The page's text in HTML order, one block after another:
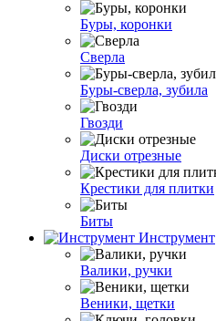
Буры, коронки
Сверла
Буры-сверла, зубила
Гвозди
Диски отрезные
Крестики для плитки
Биты
Инструмент
Валики, ручки
Веники, щетки